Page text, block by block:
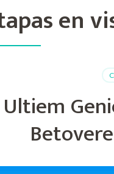
en
Ultiem